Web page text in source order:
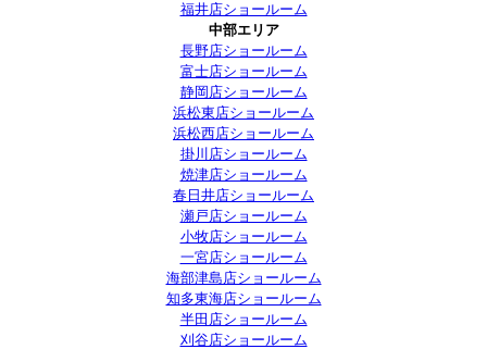
福井店ショールーム
中部エリア
長野店ショールーム
富士店ショールーム
静岡店ショールーム
浜松東店ショールーム
浜松西店ショールーム
掛川店ショールーム
焼津店ショールーム
春日井店ショールーム
瀬戸店ショールーム
小牧店ショールーム
一宮店ショールーム
海部津島店ショールーム
知多東海店ショールーム
半田店ショールーム
刈谷店ショールーム